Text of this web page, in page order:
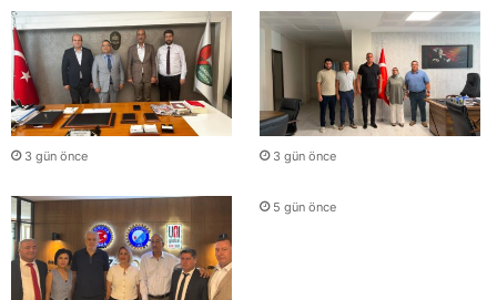
3 gün önce 3 gün önce
5 gün önce